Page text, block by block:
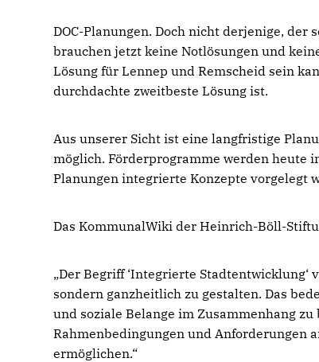
DOC-Planungen. Doch nicht derjenige,
brauchen jetzt keine Notlösungen und
Lösung für Lennep und Remscheid sein
durchdachte zweitbeste Lösung ist.
Aus unserer Sicht ist eine langfristige
möglich. Förderprogramme werden heute
Planungen integrierte Konzepte vorgelegt
Das KommunalWiki der Heinrich-Böll-
Der Begriff ‘Integrierte Stadtentwicklung‘
sondern ganzheitlich zu gestalten. Das
und soziale Belange im Zusammenhang
Rahmenbedingungen und Anforderungen
ermöglichen.“